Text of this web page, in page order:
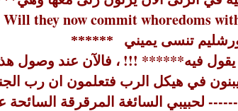
they now commit whoredoms
تنسى يميني ******
فيه****** !!! ، فالآن عند وصول